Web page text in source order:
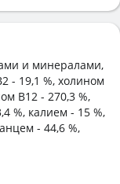
и минералами,
- 19,1 %, холином
B12 - 270,3 %,
%, калием - 15 %,
- 44,6 %,